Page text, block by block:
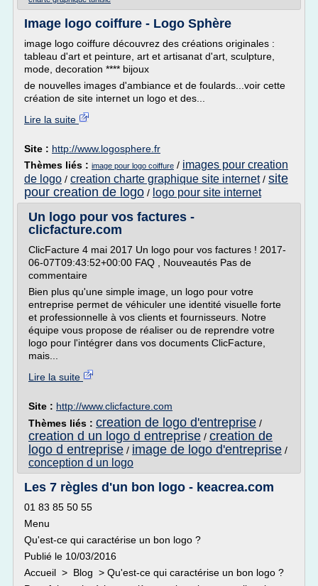
Image logo coiffure - Logo Sphère
image logo coiffure découvrez des créations originales :
tableau d'art et peinture, art et artisanat d'art, sculpture,
mode, decoration **** bijoux
de nouvelles images d'ambiance et de foulards...voir cette
création de site internet un logo et des...
Lire la suite
Site : http://www.logosphere.fr
Thèmes liés : image pour logo coiffure / images pour creation
de logo / creation charte graphique site internet/ site
pour creation de logo / logo pour site internet
Un logo pour vos factures -
clicfacture.com
ClicFacture 4 mai 2017 Un logo pour vos factures ! 2017-
06-07T09:43:52+00:00 FAQ , Nouveautés Pas de
commentaire
Bien plus qu'une simple image, un logo pour votre
entreprise permet de véhiculer une identité visuelle forte
et professionnelle à vos clients et fournisseurs. Notre
équipe vous propose de réaliser ou de reprendre votre
logo pour l'intégrer dans vos documents ClicFacture,
mais...
Lire la suite
Site : http://www.clicfacture.com
Thèmes liés : creation de logo d'entreprise /
creation d un logo d entreprise / creation de
logo d entreprise / image de logo d'entreprise /
conception d un logo
Les 7 règles d'un bon logo - keacrea.com
01 83 85 50 55
Menu
Qu'est-ce qui caractérise un bon logo ?
Publié le 10/03/2016
Accueil > Blog > Qu'est-ce qui caractérise un bon logo ?